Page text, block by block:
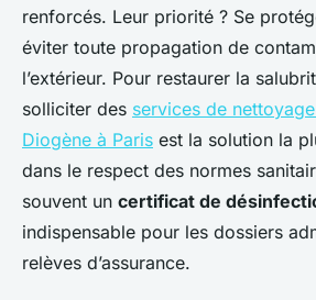
renforcés. Leur priorité ? Se
éviter toute propagation de
l’extérieur. Pour restaurer la
solliciter des services de
Diogène à Paris est la solution la
dans le respect des normes
souvent un certificat de
indispensable pour les dossiers
relèves d’assurance.